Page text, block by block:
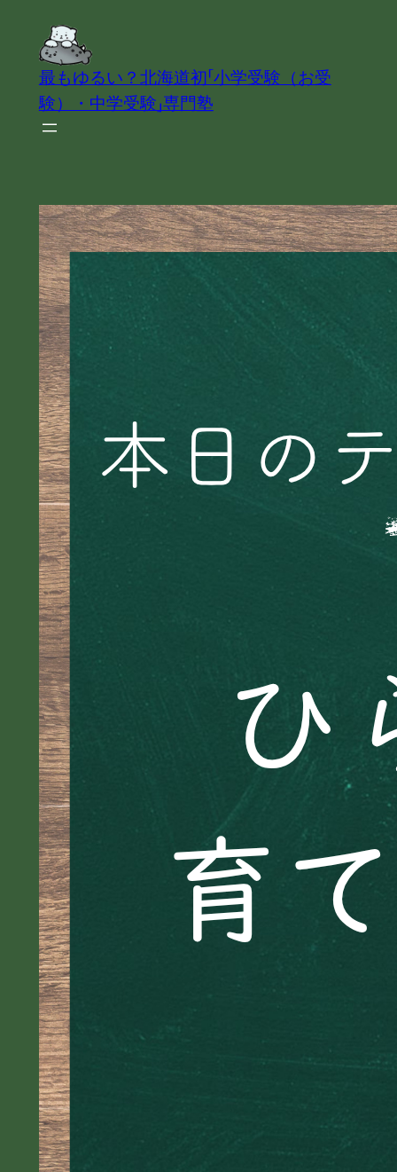
最もゆるい？北海道初「小学受験（お受
験）・中学受験」専門塾